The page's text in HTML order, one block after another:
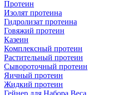
Протеин
Изолят протеина
Гидролизат протеина
Говяжий протеин
Казеин
Комплексный протеин
Растительный протеин
Сывороточный протеин
Яичный протеин
Жидкий протеин
Гейнер для Набора Веса